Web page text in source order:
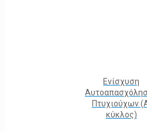
Ενίσχυση
Πτυχιούχων
κύκλος)